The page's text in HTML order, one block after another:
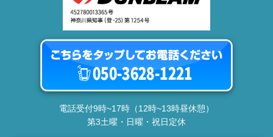
電話受付9時~17時（12時~13時昼休憩）
第3土曜・日曜・祝日定休